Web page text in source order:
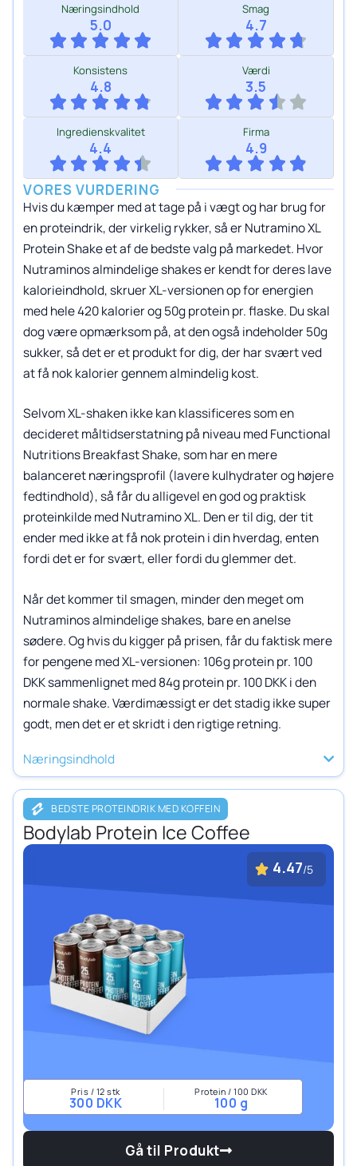
Næringsindhold
5.0
Smag
4.7
Konsistens
4.8
Værdi
3.5
Ingredienskvalitet
4.4
Firma
4.9
VORES VURDERING
Hvis du kæmper med at tage på i vægt og har brug for
en proteindrik, der virkelig rykker, så er Nutramino XL
Protein Shake et af de bedste valg på markedet. Hvor
Nutraminos almindelige shakes er kendt for deres lave
kalorieindhold, skruer XL-versionen op for energien
med hele 420 kalorier og 50g protein pr. flaske. Du skal
dog være opmærksom på, at den også indeholder 50g
sukker, så det er et produkt for dig, der har svært ved
at få nok kalorier gennem almindelig kost.
Selvom XL-shaken ikke kan klassificeres som en
decideret måltidserstatning på niveau med Functional
Nutritions Breakfast Shake, som har en mere
balanceret næringsprofil (lavere kulhydrater og højere
fedtindhold), så får du alligevel en god og praktisk
proteinkilde med Nutramino XL. Den er til dig, der tit
ender med ikke at få nok protein i din hverdag, enten
fordi det er for svært, eller fordi du glemmer det.
Når det kommer til smagen, minder den meget om
Nutraminos almindelige shakes, bare en anelse
sødere. Og hvis du kigger på prisen, får du faktisk mere
for pengene med XL-versionen: 106g protein pr. 100
DKK sammenlignet med 84g protein pr. 100 DKK i den
normale shake. Værdimæssigt er det stadig ikke super
godt, men det er et skridt i den rigtige retning.
Næringsindhold
BEDSTE PROTEINDRIK MED KOFFEIN
Bodylab Protein Ice Coffee
Pris / 12 stk
300 DKK
Protein / 100 DKK
100 g
4.47/5
Gå til Produkt